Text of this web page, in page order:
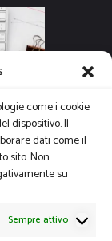
come i cookie
dispositivo. Il
dati come il
sito. Non
su
Sempre attivo